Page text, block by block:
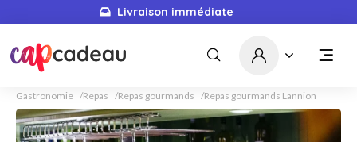
Livraison immédiate
Gastronomie Repas Repas gourmands Repas gourmands Lannion